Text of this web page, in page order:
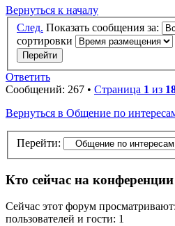
Вернуться к началу
След. Показать сообщения за:
сортировки
Ответить
Сообщений: 267 • Страница 1 из
Вернуться в Общение по
Перейти:
Кто сейчас на конференции
Сейчас этот форум
пользователей и гости: 1